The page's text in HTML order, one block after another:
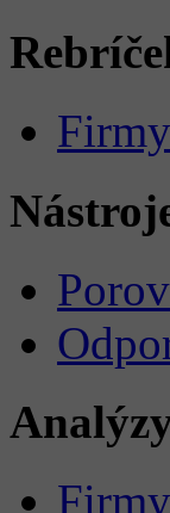
Firmy
Firmy